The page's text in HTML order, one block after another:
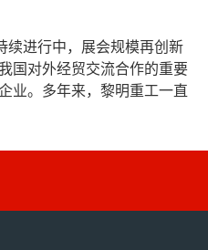
续进行中，展会规模再创新
国对外经贸交流合作的重要
业。多年来，黎明重工一直